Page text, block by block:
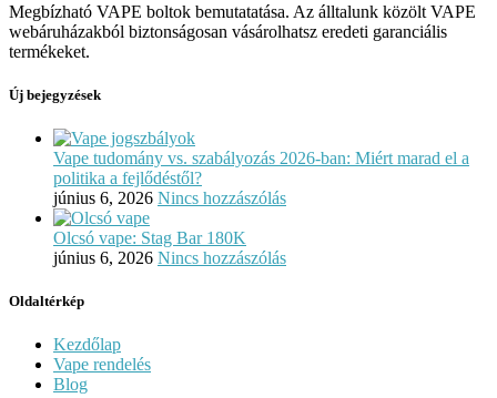
Megbízható VAPE boltok bemutatatása. Az álltalunk közölt VAPE
webáruházakból biztonságosan vásárolhatsz eredeti garanciális
termékeket.
Új bejegyzések
Vape tudomány vs. szabályozás 2026-ban: Miért marad el a
politika a fejlődéstől?
június 6, 2026 Nincs hozzászólás
Olcsó vape: Stag Bar 180K
június 6, 2026 Nincs hozzászólás
Oldaltérkép
Kezdőlap
Vape rendelés
Blog